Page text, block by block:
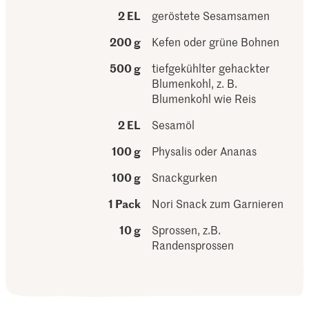
2 EL
geröstete Sesamsamen
200 g
Kefen oder grüne Bohnen
500 g
tiefgekühlter gehackter
Blumenkohl, z. B.
Blumenkohl wie Reis
2 EL
Sesamöl
100 g
Physalis oder Ananas
100 g
Snackgurken
1 Pack
Nori Snack zum Garnieren
10 g
Sprossen, z.B.
Randensprossen